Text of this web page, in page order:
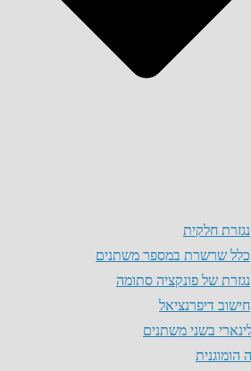
נגזרת חלקית
כלל שרשרת במספר משתנים
נגזרת של פונקציה סתומה
חישוב דיפרנציאל
בשני משתנים
הומוגנית